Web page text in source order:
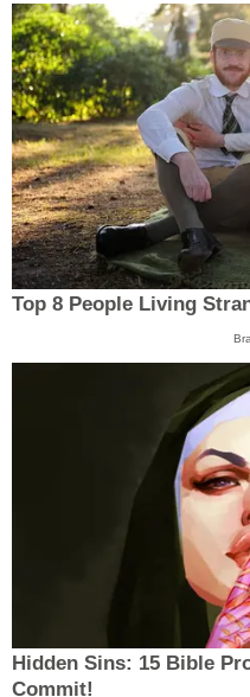
Top 8 People Living
Hidden Sins: 15 Bible
Commit!